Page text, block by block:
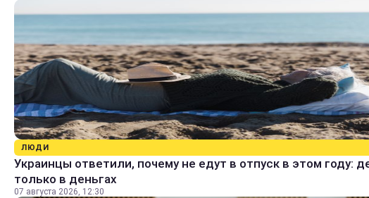
ЛЮДИ
Украинцы ответили, почему не едут в отпуск в этом году:
только в деньгах
07 августа 2026, 12:30